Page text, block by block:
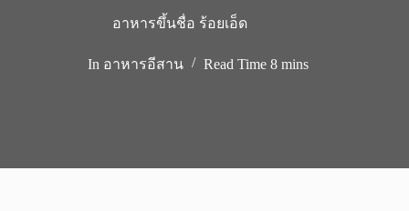
อาหารขึ้นชื่อ ร้อยเอ็ด
In อาหารอีสาน Read Time 8 mins